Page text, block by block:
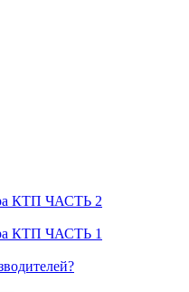
КТП ЧАСТЬ 2
КТП ЧАСТЬ 1